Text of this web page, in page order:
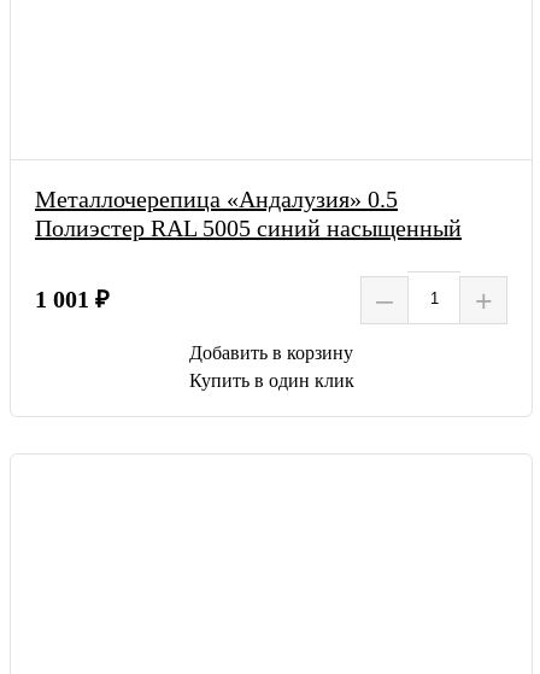
Металлочерепица «Андалузия» 0.5
Полиэстер RAL 5005 синий насыщенный
1 001 ₽ – +
Добавить в корзину
Купить в один клик